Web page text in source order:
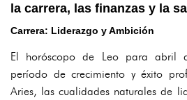
la carrera, las finanzas y la
Carrera: Liderazgo y Ambición
El horóscopo de Leo para abril
período de crecimiento y éxito
Aries, las cualidades naturales de